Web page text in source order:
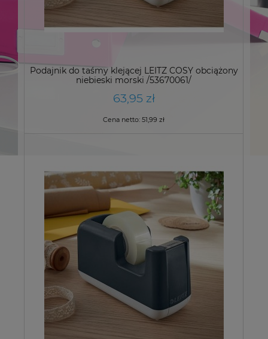
Podajnik do taśmy klejącej LEITZ COSY obciążony
niebieski morski /53670061/
63,95 zł
Cena netto: 51,99 zł